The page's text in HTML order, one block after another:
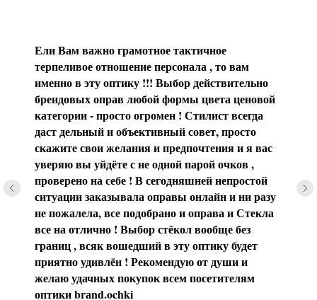
Ели Вам важно грамотное тактичное
терпеливое отношение персонала , то вам
именно в эту оптику !!! Выбор действительно
брендовых оправ любой формы цвета ценовой
категории - просто огромен ! Стилист всегда
даст дельный и объективный совет, просто
скажите свои желания и предпочтения и я вас
уверяю вы уйдёте с не одной парой очков ,
проверено на себе ! В сегодняшней непростой
ситуации заказывала оправы онлайн и ни разу
не пожалела, все подобрано и оправа и Стекла
все на отлично ! Выбор стёкол вообще без
границ , всяк вошедший в эту оптику будет
приятно удивлён ! Рекомендую от души и
желаю удачных покупок всем посетителям
оптики brаnd.ochki